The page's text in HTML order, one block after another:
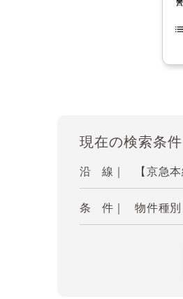
現在の検索条件
沿 線｜ 【京急
条 件｜ 物件種